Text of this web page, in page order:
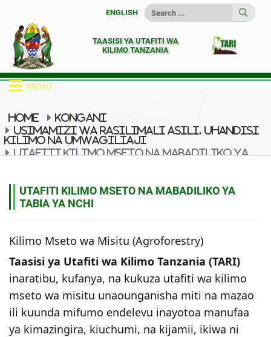
ENGLISH
TAASISI YA UTAFITI WA
KILIMO TANZANIA
MENU
HOME
KONGANI
USIMAMIZI WA RASILIMALI ASILI, UHANDISI
KILIMO NA UMWAGILIAJI
UTAFITI KILIMO MSETO NA MABADILIKO YA
UTAFITI KILIMO MSETO NA MABADILIKO YA
TABIA YA NCHI
Kilimo Mseto wa Misitu (Agroforestry)
Taasisi ya Utafiti wa Kilimo Tanzania (TARI)
inaratibu, kufanya, na kukuza utafiti wa kilimo
mseto wa misitu unaounganisha miti na mazao
ili kuunda mifumo endelevu inayotoa manufaa
ya kimazingira, kiuchumi, na kijamii, ikiwa ni